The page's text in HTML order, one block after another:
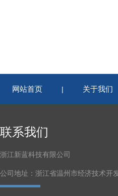
网站首页 | 关于我们
联系我们
浙江新蓝科技有限公司
公司地址：浙江省温州市经济技术开